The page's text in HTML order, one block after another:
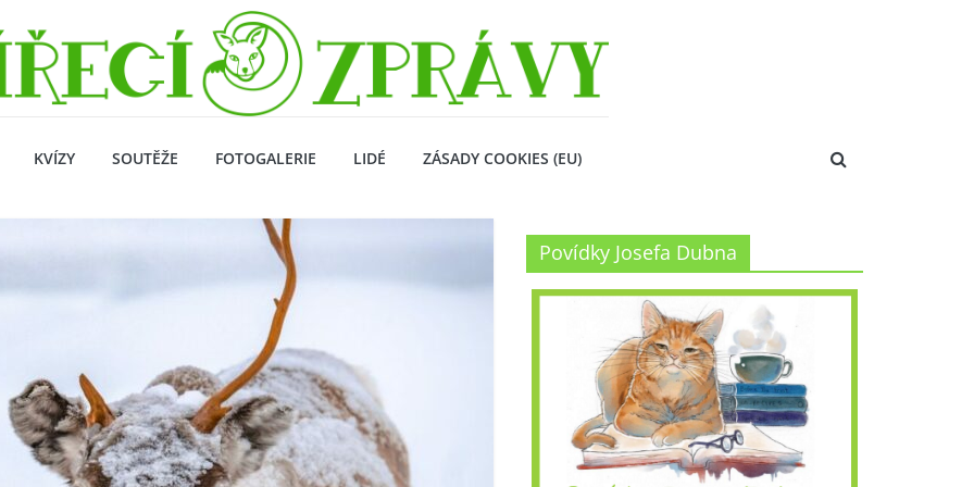
KVÍZY SOUTĚŽE FOTOGALERIE LIDÉ ZÁSADY COOKIES (EU)
Povídky Josefa Dubna